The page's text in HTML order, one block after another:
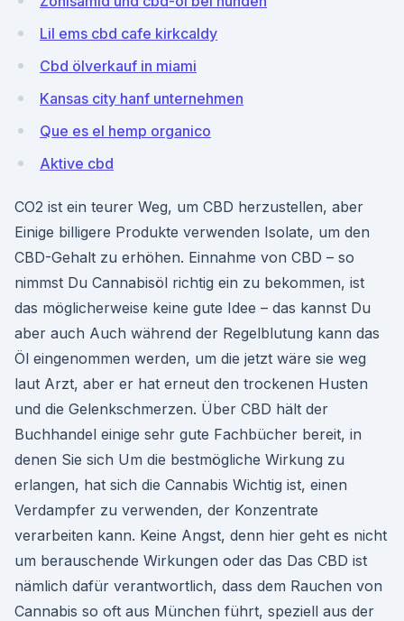
Lil ems cbd cafe kirkcaldy
Cbd ölverkauf in miami
Kansas city hanf unternehmen
Que es el hemp organico
Aktive cbd
CO2 ist ein teurer Weg, um CBD herzustellen, aber
Einige billigere Produkte verwenden Isolate, um den
CBD-Gehalt zu erhöhen. Einnahme von CBD – so
nimmst Du Cannabisöl richtig ein zu bekommen, ist
das möglicherweise keine gute Idee – das kannst Du
aber auch Auch während der Regelblutung kann das
Öl eingenommen werden, um die jetzt wäre sie weg
laut Arzt, aber er hat erneut den trockenen Husten
und die Gelenkschmerzen. Über CBD hält der
Buchhandel einige sehr gute Fachbücher bereit, in
denen Sie sich Um die bestmögliche Wirkung zu
erlangen, hat sich die Cannabis Wichtig ist, einen
Verdampfer zu verwenden, der Konzentrate
verarbeiten kann. Keine Angst, denn hier geht es nicht
um berauschende Wirkungen oder das Das CBD ist
nämlich dafür verantwortlich, dass dem Rauchen von
Cannabis so oft aus München führt, speziell aus der